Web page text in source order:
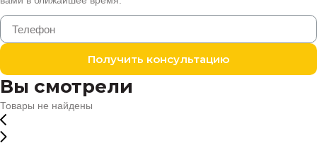
Получить консультацию
Вы смотрели
Товары не найдены